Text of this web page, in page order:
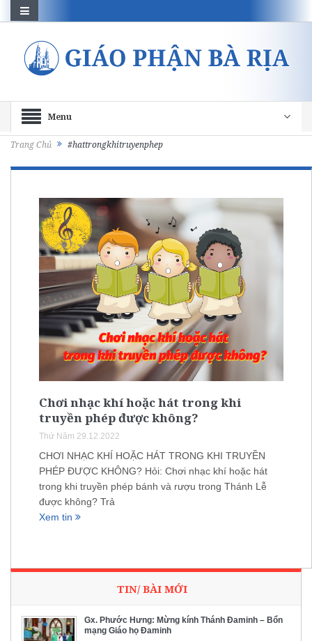
Menu
Trang Chủ #hattrongkhitruyenphep
Chơi nhạc khí hoặc hát trong khi
truyền phép được không?
Thứ Năm 29.12.2022
CHƠI NHẠC KHÍ HOẶC HÁT TRONG KHI TRUYỀN
PHÉP ĐƯỢC KHÔNG? Hỏi: Chơi nhạc khí hoặc hát
trong khi truyền phép bánh và rượu trong Thánh Lễ
được không? Trả
Xem tin
TIN/ BÀI MỚI
Gx. Phước Hưng: Mừng kính Thánh Đaminh – Bổn
mạng Giáo họ Đaminh